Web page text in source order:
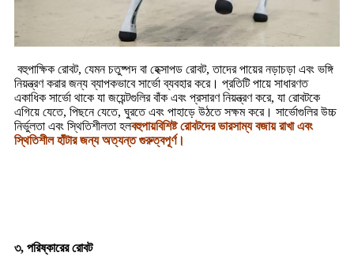
বহুপাক্ষিক রোবট, যেমন চতুষ্পদ বা হেক্সাপড রোবট, তাদের পায়ের নড়াচড়া এবং ভঙ্গি
নিয়ন্ত্রণ করার জন্য ব্যাপকভাবে সার্ভো ব্যবহার করে। প্রতিটি পায়ে সাধারণত
একাধিক সার্ভো থাকে যা জয়েন্টগুলির বাঁক এবং প্রসারণ নিয়ন্ত্রণ করে, যা রোবটকে
এগিয়ে যেতে, পিছনে যেতে, ঘুরতে এবং পাহাড়ে উঠতে সক্ষম করে। সার্ভোগুলির উচ্চ
নির্ভুলতা এবং স্থিতিশীলতা হলবহুপায়বিশিষ্ট রোবটদের ভারসাম্য বজায় রাখা এবং
স্থিতিশীল হাঁটার জন্য অত্যন্ত গুরুত্বপূর্ণ।
৩, পরিষ্কারের রোবট